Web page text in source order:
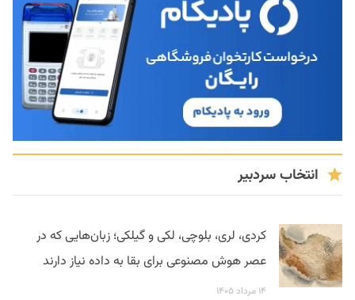
انتخاب سردبیر
کردی، لری، بلوچی، لکی و گیلکی؛ زبان‌هایی که در
عصر هوش مصنوعی برای بقا به داده نیاز دارند
۱۴ مرداد ۱۴۰۵